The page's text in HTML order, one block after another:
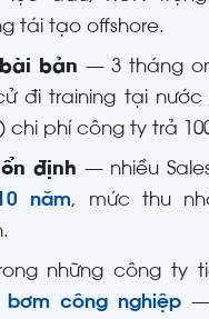
tái tạo offshore.
bản — 3 tháng
đi training tại nước
chi phí công ty trả
định — nhiều
năm, mức thu
những công ty
bơm công nghiệp —